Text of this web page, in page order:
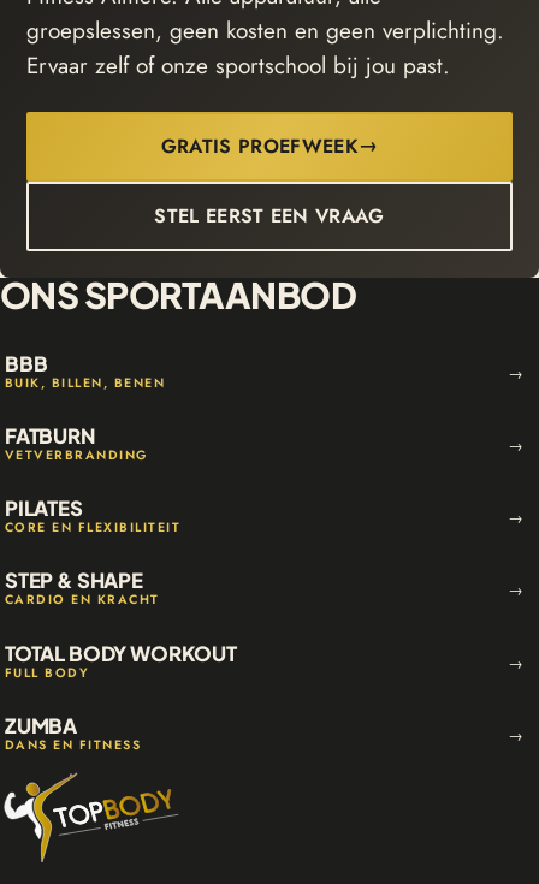
groepslessen, geen kosten en geen verplichting.
Ervaar zelf of onze sportschool bij jou past.
GRATIS PROEFWEEK→
STEL EERST EEN VRAAG
ONS SPORTAANBOD
BBB
BUIK, BILLEN, BENEN →
FATBURN
VETVERBRANDING →
PILATES
CORE EN FLEXIBILITEIT →
STEP & SHAPE
CARDIO EN KRACHT →
TOTAL BODY WORKOUT
FULL BODY →
ZUMBA
DANS EN FITNESS →